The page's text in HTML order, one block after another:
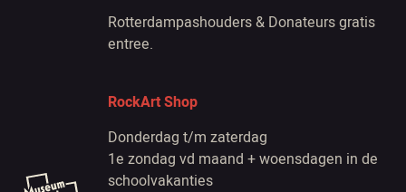
Rotterdampashouders & Donateurs gratis
entree.
RockArt Shop
Donderdag t/m zaterdag
1e zondag vd maand + woensdagen in de
schoolvakanties